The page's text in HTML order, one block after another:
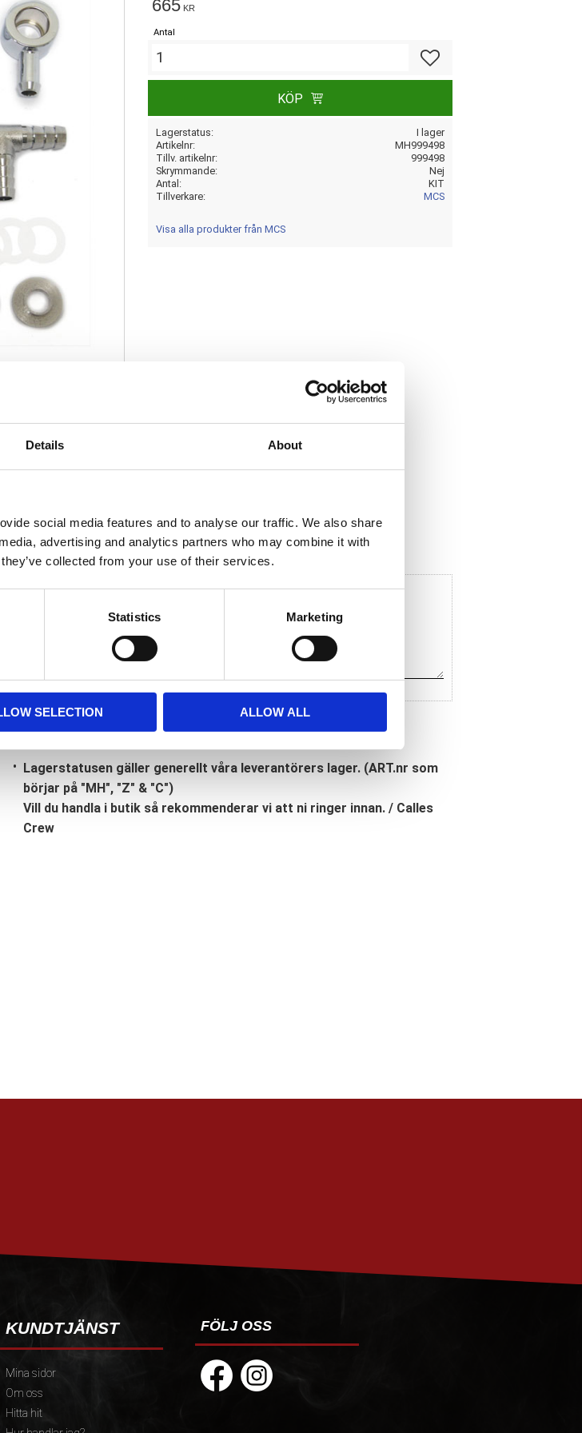
Details About
social media features and to analyse our traffic. We also share
advertising and analytics partners who may combine it with
collected from your use of their services.
Statistics Marketing
SELECTION ALLOW ALL
665 KR
Antal
KÖP
Lagerstatus
I lager
Artikelnr
MH999498
Tillv. artikelnr
999498
Skrymmande
Nej
Antal
KIT
Tillverkare
MCS
Visa alla produkter från MCS
Comes with
M8. XL
set-up.
Dela med dig
c
b
o
Lagerstatusen gäller generellt våra leverantörers lager. (ART.nr som
börjar på "MH", "Z" & "C")
Vill du handla i butik så rekommenderar vi att ni ringer innan. / Calles
Crew
KUNDTJÄNST
Mina sidor
Om oss
Hitta hit
FÖLJ OSS